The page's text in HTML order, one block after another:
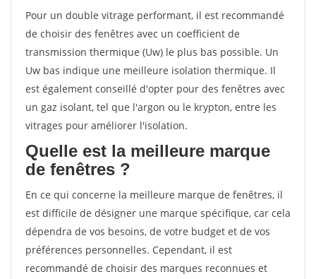
Pour un double vitrage performant, il est recommandé
de choisir des fenêtres avec un coefficient de
transmission thermique (Uw) le plus bas possible. Un
Uw bas indique une meilleure isolation thermique. Il
est également conseillé d'opter pour des fenêtres avec
un gaz isolant, tel que l'argon ou le krypton, entre les
vitrages pour améliorer l'isolation.
Quelle est la meilleure marque
de fenêtres ?
En ce qui concerne la meilleure marque de fenêtres, il
est difficile de désigner une marque spécifique, car cela
dépendra de vos besoins, de votre budget et de vos
préférences personnelles. Cependant, il est
recommandé de choisir des marques reconnues et